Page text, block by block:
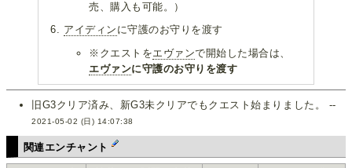
売、購入も可能。）
アイディン に守護のお守りを渡す
※クエストをエヴァンで開始した場合は、
エヴァンに守護のお守りを渡す
旧G3クリア済み、新G3未クリアでもクエスト始まりました。 --
2021-05-02 (日) 14:07:38
関連エンチャント